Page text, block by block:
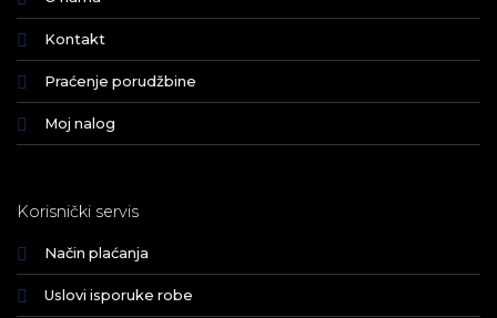
Kontakt
Praćenje porudžbine
Moj nalog
Korisnički servis
Način plaćanja
Uslovi isporuke robe